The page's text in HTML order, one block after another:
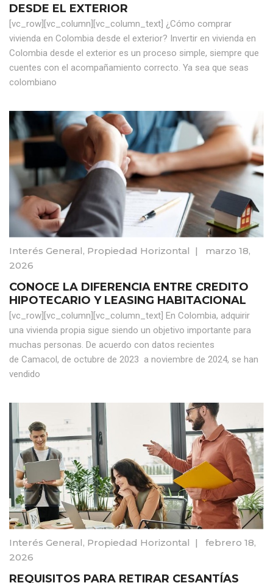
DESDE EL EXTERIOR
[vc_row][vc_column][vc_column_text] ¿Cómo comprar
vivienda en Colombia desde el exterior? Invertir en vivienda en
Colombia desde el exterior es un proceso simple, siempre que
cuentes con el acompañamiento correcto. Ya sea que seas
colombiano
Interés General, Propiedad Horizontal | marzo 18,
2026
CONOCE LA DIFERENCIA ENTRE CREDITO
HIPOTECARIO Y LEASING HABITACIONAL
[vc_row][vc_column][vc_column_text] En Colombia, adquirir
una vivienda propia sigue siendo un objetivo importante para
muchas personas. De acuerdo con datos recientes
de Camacol, de octubre de 2023 a noviembre de 2024, se han
vendido
Interés General, Propiedad Horizontal | febrero 18,
2026
REQUISITOS PARA RETIRAR CESANTÍAS